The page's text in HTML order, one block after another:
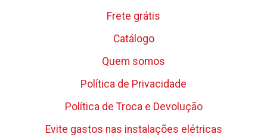
Frete grátis
Catálogo
Quem somos
Política de Privacidade
Política de Troca e Devolução
Evite gastos nas instalações elétricas